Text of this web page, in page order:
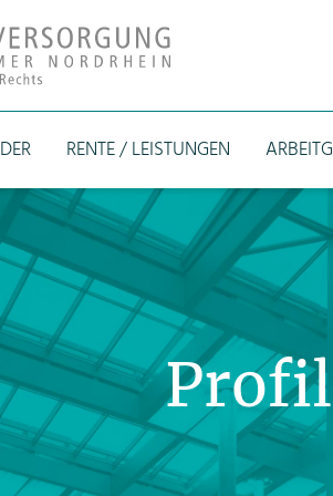
RENTE / LEISTUNGEN
Profil